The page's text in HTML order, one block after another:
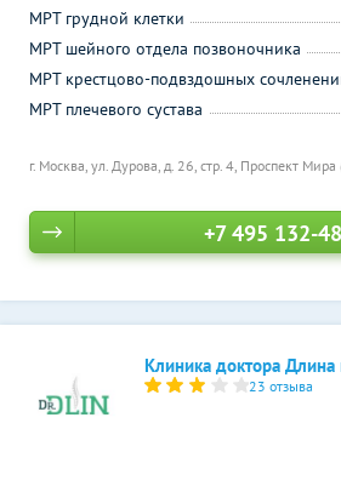
г. Москва, ул. Дурова, д. 26, стр. 4, Проспект
МРТ грудной клетки
МРТ шейного отдела позвоночника
МРТ крестцово-подвздошных
МРТ плечевого сустава
+7 495 132-
Клиника доктора
23 отзыва